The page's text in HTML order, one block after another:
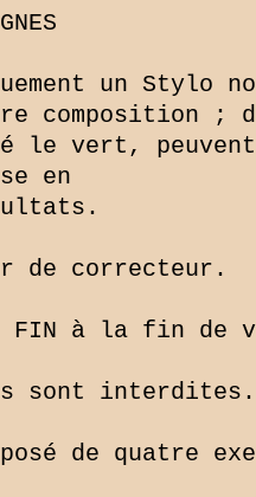
un Stylo
composition ;
le vert,
en
de correcteur.
FIN à la fin de
sont interdites.
de quatre